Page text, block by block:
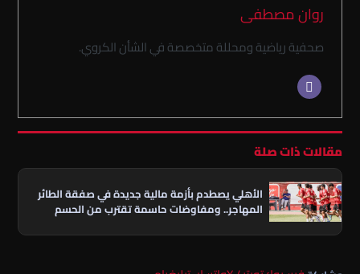
روان مصطفى
صحفية رياضية ومحللة متخصصة في الشأن الكروي.
مقالات ذات صلة
الأهلي يصطدم بأزمة مالية جديدة في صفقة الطائر
المهاجر.. ومفاوضات حاسمة تقترب من الحسم